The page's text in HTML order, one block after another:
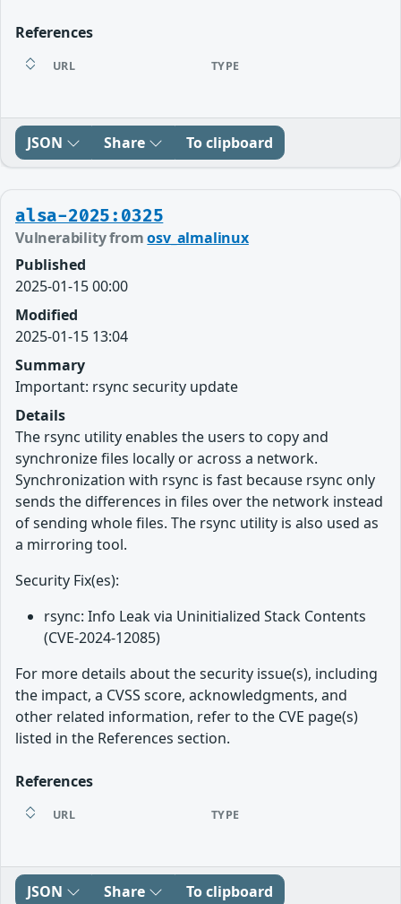
References
URL TYPE
JSON Share To clipboard
alsa-2025:0325
Vulnerability fromosv_almalinux
Published
2025-01-15 00:00
Modified
2025-01-15 13:04
Summary
Important: rsync security update
Details
The rsync utility enables the users to copy and
synchronize files locally or across a network.
Synchronization with rsync is fast because rsync only
sends the differences in files over the network instead
of sending whole files. The rsync utility is also used as
a mirroring tool.
Security Fix(es):
rsync: Info Leak via Uninitialized Stack Contents
(CVE-2024-12085)
For more details about the security issue(s), including
the impact, a CVSS score, acknowledgments, and
other related information, refer to the CVE page(s)
listed in the References section.
References
URL TYPE
JSON Share To clipboard